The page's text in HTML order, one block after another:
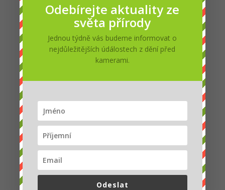
Divoký Yellowstone: Vlčice – dokumentární
film[:en]Wild Yellowstone: She-wolf –
Weibchen Wölf –
autor:Martina Kopecká
Dokumenty|0 komentářů
Příběh nesmírně silné samice vlka.
Dokument o příběhu jedné vlčice z
Yellowstone, která opustila...
Odebírejte aktuality ze
světa přírody
Jednou týdně vás budeme informovat o
nejdůležitějších údálostech z dění před
kamerami.
Odeslat